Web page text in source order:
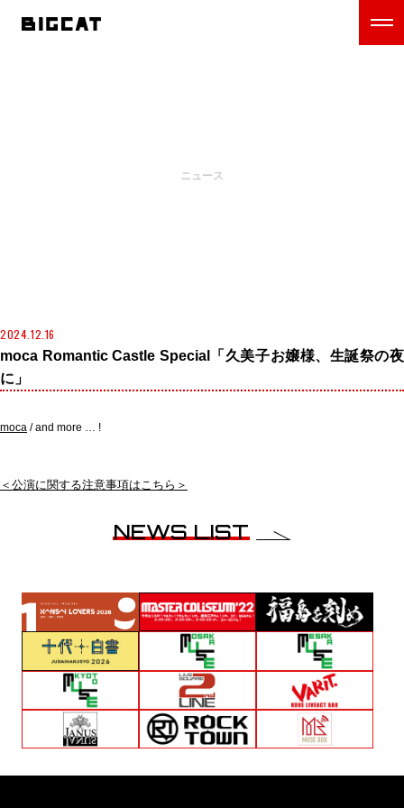
ニュース
2024.12.16
moca Romantic Castle Special「久美子お嬢様、生誕祭の夜
に」
moca / and more … !
＜公演に関する注意事項はこちら＞
NEWS LIST